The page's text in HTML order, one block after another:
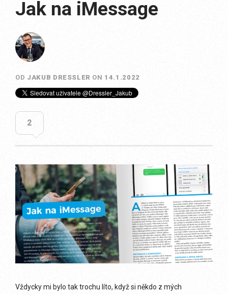
Jak na iMessage
OD JAKUB DRESSLER ON 14.1.2022
2
Vždycky mi bylo tak trochu líto, když si někdo z mých